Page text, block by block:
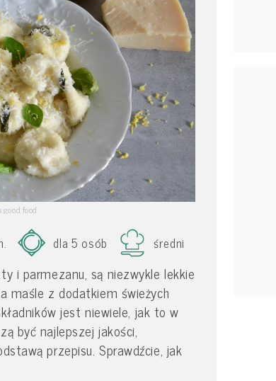
dla 5 osób średni
i parmezanu, są niezwykle lekkie
maśle z dodatkiem świeżych
jest niewiele, jak to w
być najlepszej jakości,
przepisu. Sprawdźcie, jak